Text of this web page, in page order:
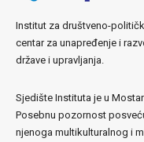
Institut za društveno-
centar za unapređenje i
države i upravljanja.
Sjedište Instituta je u
Posebnu pozornost
njenoga multikulturalnog i